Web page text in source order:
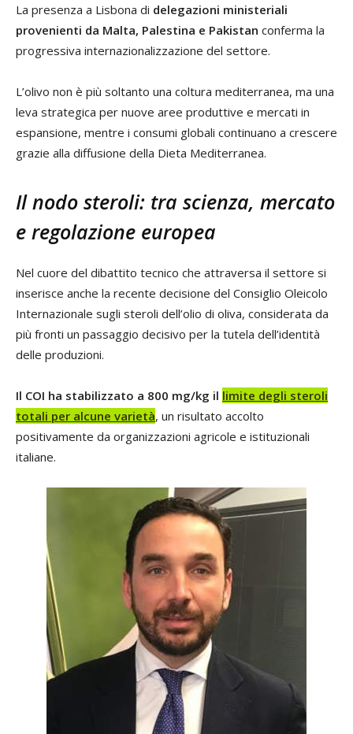
La presenza a Lisbona di delegazioni ministeriali
provenienti da Malta, Palestina e Pakistan conferma la
progressiva internazionalizzazione del settore.
L’olivo non è più soltanto una coltura mediterranea, ma una
leva strategica per nuove aree produttive e mercati in
espansione, mentre i consumi globali continuano a crescere
grazie alla diffusione della Dieta Mediterranea.
Il nodo steroli: tra scienza, mercato
e regolazione europea
Nel cuore del dibattito tecnico che attraversa il settore si
inserisce anche la recente decisione del Consiglio Oleicolo
Internazionale sugli steroli dell’olio di oliva, considerata da
più fronti un passaggio decisivo per la tutela dell’identità
delle produzioni.
Il COI ha stabilizzato a 800 mg/kg il limite degli steroli
totali per alcune varietà, un risultato accolto
positivamente da organizzazioni agricole e istituzionali
italiane.